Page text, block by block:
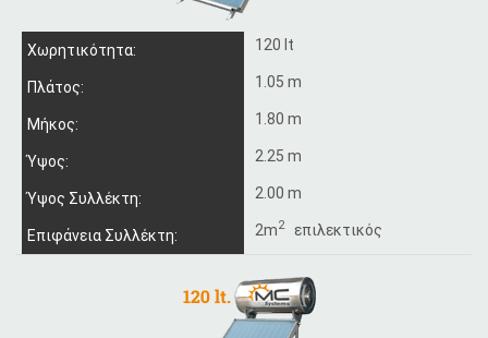
Χωρητικότητα: 120 lt
Πλάτος: 1.05 m
Μήκος: 1.80 m
Ύψος: 2.25 m
Ύψος Συλλέκτη: 2.00 m
Επιφάνεια Συλλέκτη: 2m2επιλεκτικός